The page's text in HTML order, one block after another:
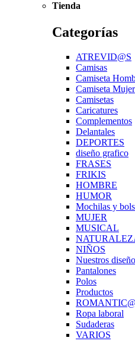
Tienda
Categorías
ATREVID@S
Camisas
Camiseta
Camiseta Mujer
Camisetas
Caricatures
Complementos
Delantales
DEPORTES
diseño grafico
FRASES
FRIKIS
HOMBRE
HUMOR
Mochilas y
MUJER
MUSICAL
NIÑOS
Nuestros
Pantalones
Polos
Productos
Ropa laboral
Sudaderas
VARIOS